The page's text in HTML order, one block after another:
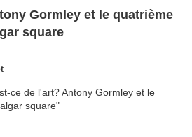
Gormley et le quatrième
square